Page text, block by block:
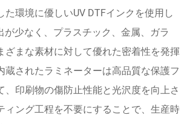
た環境に優しいUV DTFインクを使用し
が少なく、プラスチック、金属、ガラ
ざまな素材に対して優れた密着性を発揮
蔵されたラミネーターは高品質な保護フ
、印刷物の傷防止性能と光沢度を向上さ
ィング工程を不要にすることで、生産時